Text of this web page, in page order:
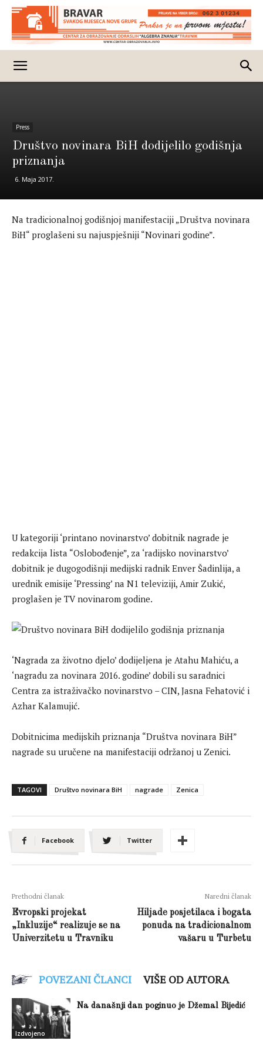
Press
Društvo novinara BiH dodijelilo godišnja
priznanja
6. Maja 2017.
Na tradicionalnoj godišnjoj manifestaciji „Društva novinara
BiH“ proglašeni su najuspješniji “Novinari godine”.
U kategoriji ‘printano novinarstvo’ dobitnik nagrade je
redakcija lista “Oslobođenje”, za ‘radijsko novinarstvo’
dobitnik je dugogodišnji medijski radnik Enver Šadinlija, a
urednik emisije ‘Pressing’ na N1 televiziji, Amir Zukić,
proglašen je TV novinarom godine.
‘Nagrada za životno djelo’ dodijeljena je Atahu Mahiću, a
‘nagradu za novinara 2016. godine’ dobili su saradnici
Centra za istraživačko novinarstvo – CIN, Jasna Fehatović i
Azhar Kalamujić.
Dobitnicima medijskih priznanja “Društva novinara BiH”
nagrade su uručene na manifestaciji održanoj u Zenici.
TAGOVI Društvo novinara BiH nagrade Zenica
Facebook Twitter
Prethodni članak
Evropski projekat
„Inkluzije“ realizuje se na
Univerzitetu u Travniku
Naredni članak
Hiljade posjetilaca i bogata
ponuda na tradicionalnom
vašaru u Turbetu
POVEZANI ČLANCI VIŠE OD AUTORA
Izdvojeno
Na današnji dan poginuo je Džemal Bijedić